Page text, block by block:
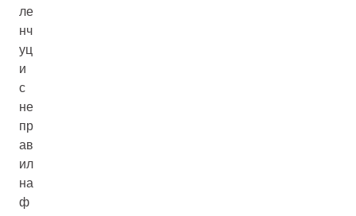
ле
нч
уц
и
с
не
пр
ав
ил
на
ф